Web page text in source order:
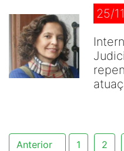
25/
Anterior 1 2